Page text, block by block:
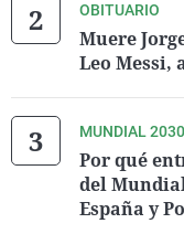
OBITUARIO
Muere
Leo Messi,
MUNDIAL 2030
Por qué
del
España y